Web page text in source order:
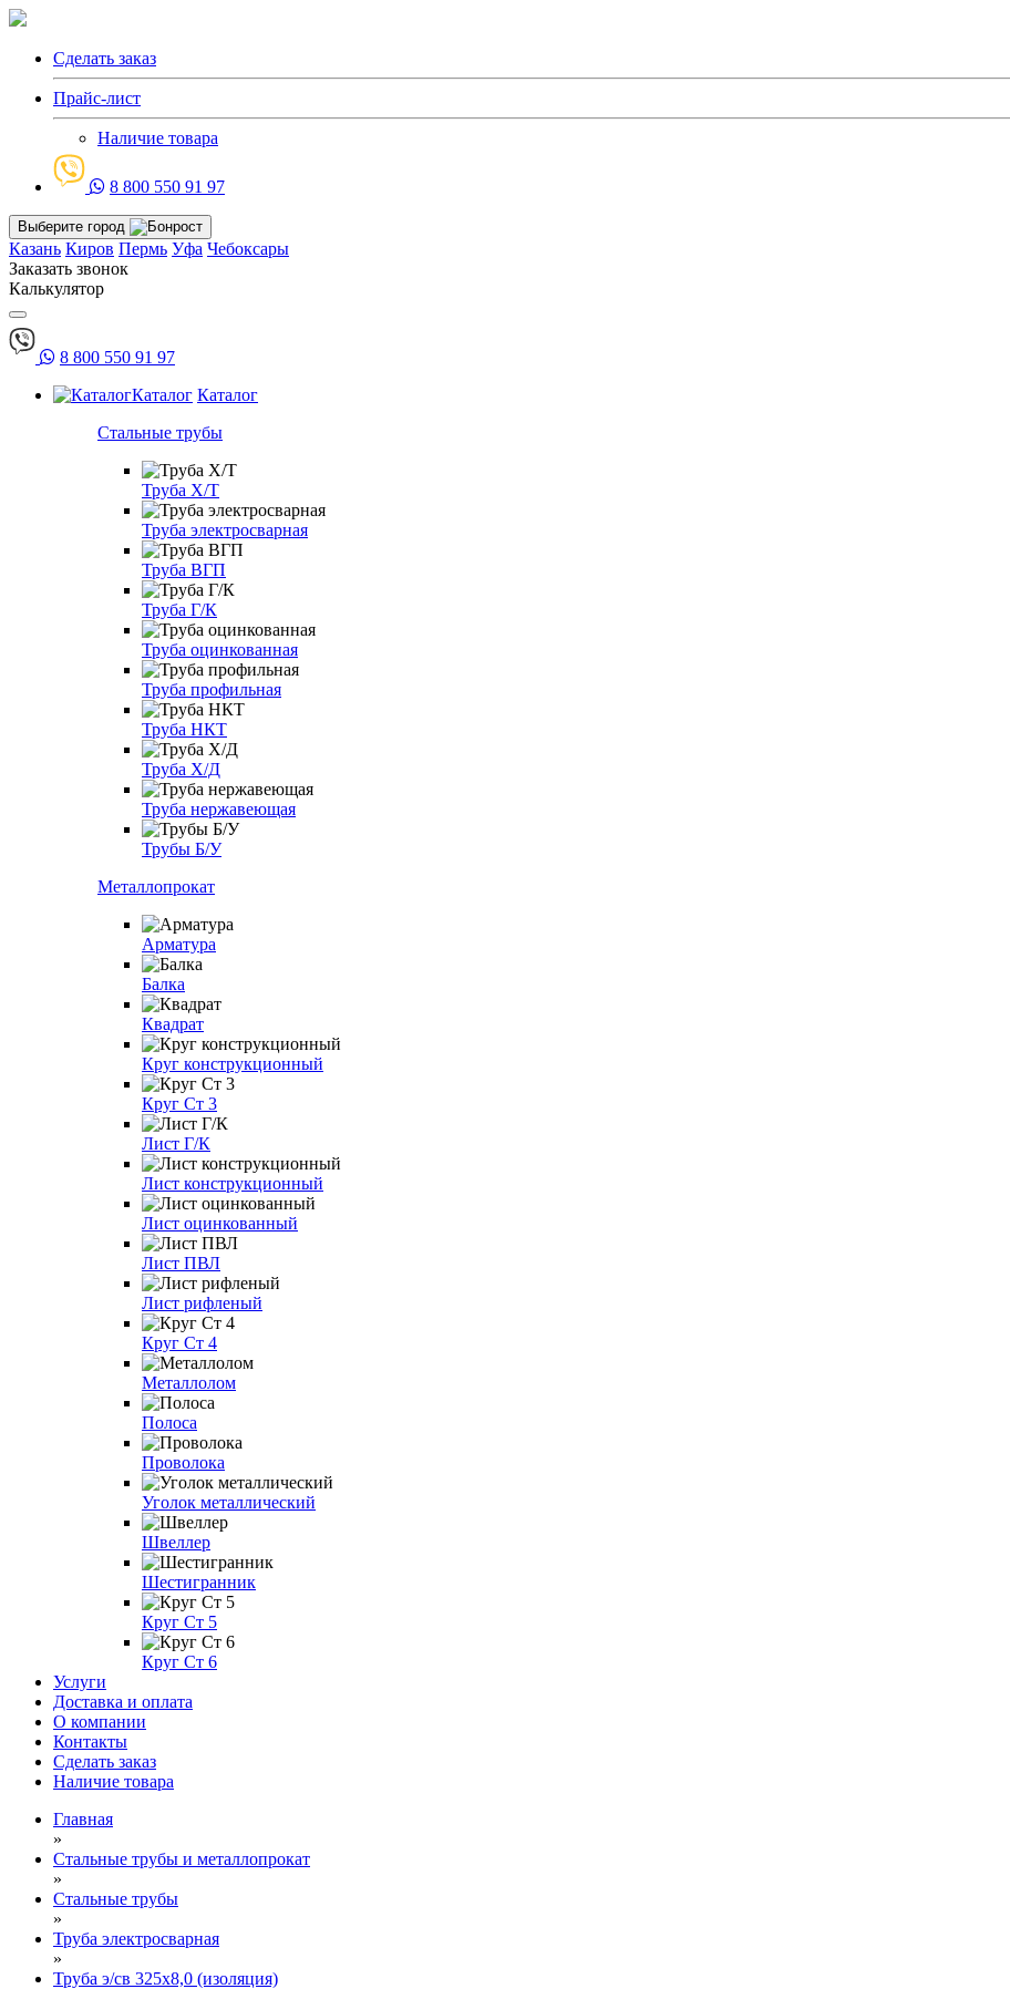
Сделать заказ
Прайс-лист
Наличие товара
8 800 550 91 97
Выберите город
Казань Киров Пермь Уфа Чебоксары
Заказать звонок
Калькулятор
8 800 550 91 97
Каталог Каталог
Стальные трубы
Труба Х/Т
Труба электросварная
Труба ВГП
Труба Г/К
Труба оцинкованная
Труба профильная
Труба НКТ
Труба Х/Д
Труба нержавеющая
Трубы Б/У
Металлопрокат
Арматура
Балка
Квадрат
Круг конструкционный
Круг Ст 3
Лист Г/К
Лист конструкционный
Лист оцинкованный
Лист ПВЛ
Лист рифленый
Круг Ст 4
Металлолом
Полоса
Проволока
Уголок металлический
Швеллер
Шестигранник
Круг Ст 5
Круг Ст 6
Услуги
Доставка и оплата
О компании
Контакты
Сделать заказ
Наличие товара
Главная
»
Стальные трубы и металлопрокат
»
Стальные трубы
»
Труба электросварная
»
Труба э/св 325х8,0 (изоляция)